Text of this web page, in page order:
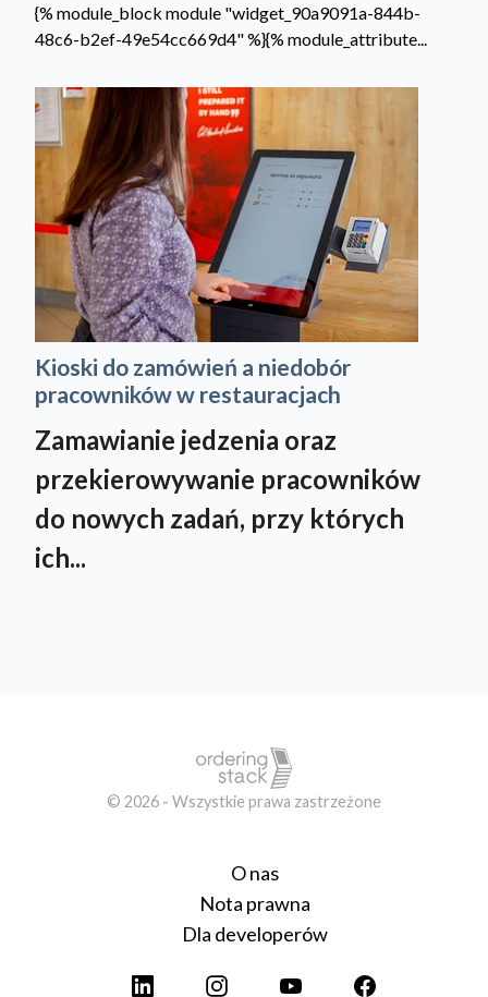
{% module_block module "widget_90a9091a-844b-
48c6-b2ef-49e54cc669d4" %}{% module_attribute...
Kioski do zamówień a niedobór
pracowników w restauracjach
Zamawianie jedzenia oraz
przekierowywanie pracowników
do nowych zadań, przy których
ich...
© 2026 - Wszystkie prawa zastrzeżone
O nas
Nota prawna
Dla developerów